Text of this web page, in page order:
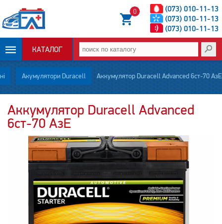
(073) 010-11-13
(073) 010-11-13
(073) 010-11-13
0
КАТАЛОГ
ОПЛАТА И
ДОСТАВКА
НОВОСТИ
СТАТЬИ
О НАС
КОНТАКТЫ
Акумулятори Duracell Аккумулятор Duracell Advanced 6ст-70 АзЕ
Аккумулятор Duracell Advanced
6ст-70 АзЕ